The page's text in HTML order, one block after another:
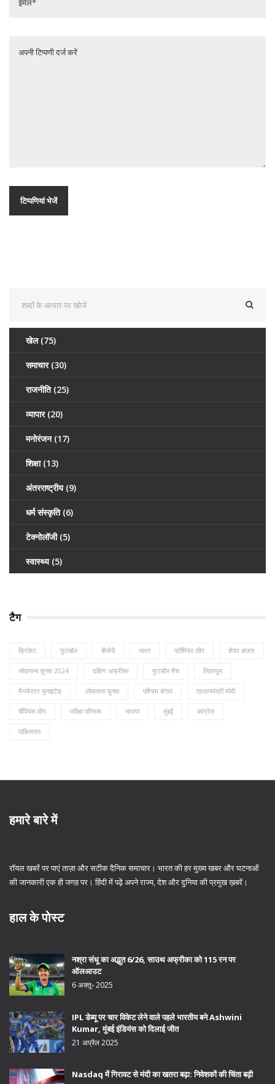
खेल (75)
समाचार (30)
राजनीति (25)
व्यापार (20)
मनोरंजन (17)
शिक्षा (13)
अंतरराष्ट्रीय (9)
धर्म संस्कृति (6)
टेक्नोलॉजी (5)
स्वास्थ्य (5)
टैग
क्रिकेट फुटबॉल बीजेपी भारत प्रीमियर लीग शेयर बाजार
लोकसभा चुनाव 2024 दक्षिण अफ्रीका फुटबॉल मैच लिवरपूल
मैनचेस्टर यूनाइटेड लोकसभा चुनाव पश्चिम बंगाल प्रधानमंत्री मोदी
चैंपियंस लीग परीक्षा परिणाम भाजपा मुंबई कांग्रेस
पाकिस्तान
हमारे बारे में
रॉयल खबरें पर पाएं ताज़ा और सटीक दैनिक समाचार। भारत की हर मुख्य खबर और घटनाओं
की जानकारी एक ही जगह पर। हिंदी में पढ़ें अपने राज्य, देश और दुनिया की प्रमुख ख़बरें।
हाल के पोस्ट
नश्रा संधू का अद्भुत 6/26, साउथ अफ्रीका को 115 रन पर
ऑलआउट
6 अक्तू॰ 2025
IPL डेब्यू पर चार विकेट लेने वाले पहले भारतीय बने Ashwini
Kumar, मुंबई इंडियंस को दिलाई जीत
21 अप्रैल 2025
Nasdaq में गिरावट से मंदी का खतरा बढ़ा: निवेशकों की चिंता बढ़ी